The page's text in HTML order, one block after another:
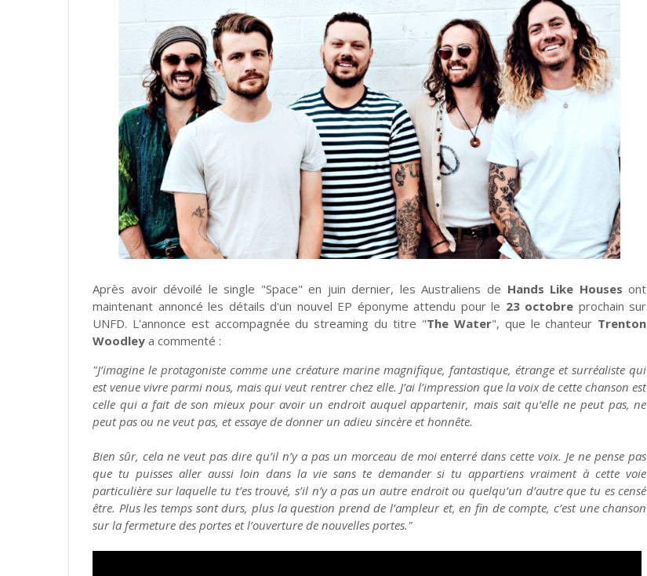
Après avoir dévoilé le single "Space" en juin dernier, les Australiens de Hands Like Houses ont
maintenant annoncé les détails d'un nouvel EP éponyme attendu pour le 23 octobre prochain sur
UNFD. L'annonce est accompagnée du streaming du titre "The Water", que le chanteur Trenton
Woodley a commenté :
"J’imagine le protagoniste comme une créature marine magnifique, fantastique, étrange et surréaliste qui
est venue vivre parmi nous, mais qui veut rentrer chez elle. J’ai l’impression que la voix de cette chanson est
celle qui a fait de son mieux pour avoir un endroit auquel appartenir, mais sait qu’elle ne peut pas, ne
peut pas ou ne veut pas, et essaye de donner un adieu sincère et honnête.
Bien sûr, cela ne veut pas dire qu’il n’y a pas un morceau de moi enterré dans cette voix. Je ne pense pas
que tu puisses aller aussi loin dans la vie sans te demander si tu appartiens vraiment à cette voie
particulière sur laquelle tu t’es trouvé, s’il n’y a pas un autre endroit ou quelqu’un d’autre que tu es censé
être. Plus les temps sont durs, plus la question prend de l’ampleur et, en fin de compte, c’est une chanson
sur la fermeture des portes et l’ouverture de nouvelles portes."